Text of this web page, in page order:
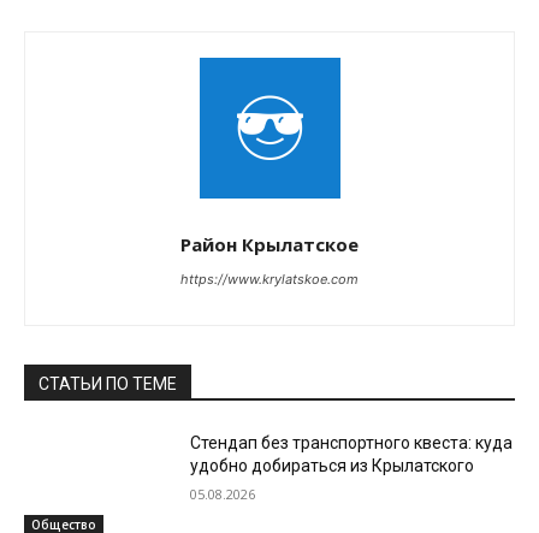
Район Крылатское
https://www.krylatskoe.com
СТАТЬИ ПО ТЕМЕ
Общество
Стендап без транспортного квеста: куда
удобно добираться из Крылатского
05.08.2026